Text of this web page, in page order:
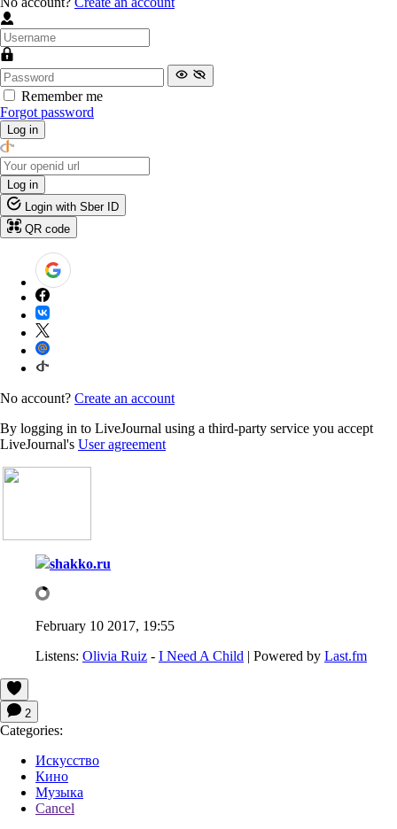
Remember me
Forgot password
Log in
Log in
Login with Sber ID
QR code
No account? Create an account
By logging in to LiveJournal using a third-party service you accept
LiveJournal's User agreement
shakko.ru
February 10 2017, 19:55
Listens: Olivia Ruiz - I Need A Child | Powered by Last.fm
2
Categories:
Искусство
Кино
Музыка
Cancel